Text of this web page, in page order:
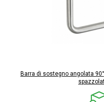
Barra di sostegno angolata